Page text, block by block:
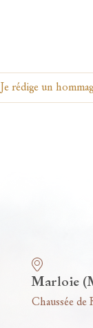
Je rédige un
Marloie
Chaussée